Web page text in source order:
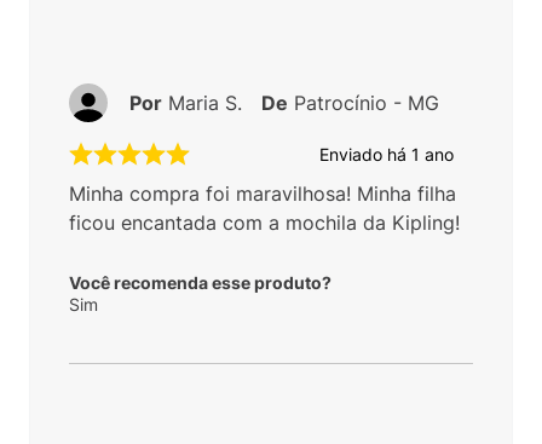
Enviado há 1 ano
Minha compra foi maravilhosa! Minha filha
ficou encantada com a mochila da Kipling!
Você recomenda esse produto?
Sim
Por Maria S. De Patrocínio - MG